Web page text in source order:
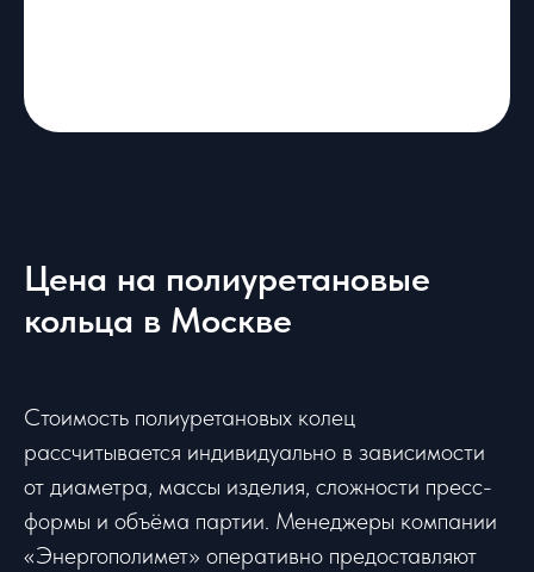
Цена на полиуретановые
кольца в Москве
Стоимость полиуретановых колец
рассчитывается индивидуально в зависимости
от диаметра, массы изделия, сложности пресс-
формы и объёма партии. Менеджеры компании
«Энергополимет» оперативно предоставляют